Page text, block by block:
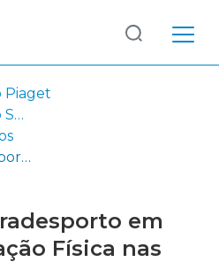
Piaget
IP - ISEITA - Instituto Superior de Estudos Interculturais e Transdisciplinares de Almada
Impacto do Paradesporto em aulas de Educação Física nas atitudes inclusivas de alunos do décimo ano de escolaridade de uma escola pública
em
Física nas